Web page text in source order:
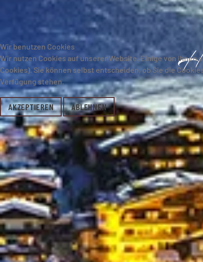
Wir benutzen Cookies
Wir nutzen Cookies auf unserer Website. Einige von
Cookies). Sie können selbst entscheiden, ob Sie die
Verfügung stehen.
AKZEPTIEREN ABLEHNEN